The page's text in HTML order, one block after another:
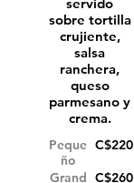
sobre tortilla
crujiente,
salsa
ranchera,
queso
parmesano y
crema.
Peque
ño
C$220
Grand C$260